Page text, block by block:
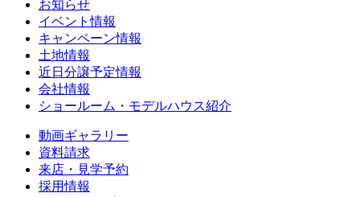
お知らせ
イベント情報
キャンペーン情報
土地情報
近日分譲予定情報
会社情報
ショールーム・モデルハウス紹介
動画ギャラリー
資料請求
来店・見学予約
採用情報